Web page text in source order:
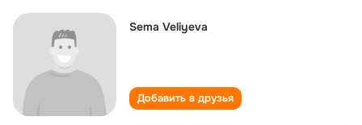
Sema Veliyeva
Добавить в друзья